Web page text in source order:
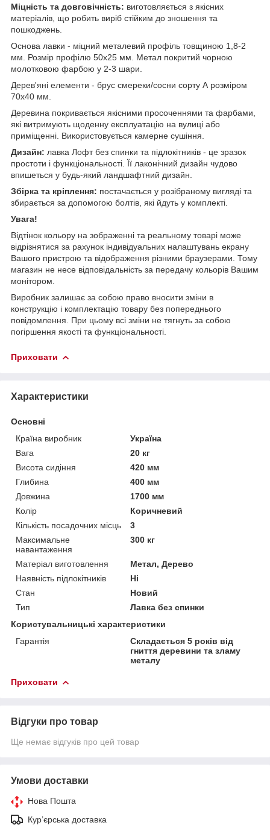
Міцність та довговічність: виготовляється з якісних
матеріалів, що робить виріб стійким до зношення та
пошкоджень.
Основа лавки - міцний металевий профіль товщиною 1,8-2
мм. Розмір профілю 50х25 мм. Метал покритий чорною
молотковою фарбою у 2-3 шари.
Дерев'яні елементи - брус смереки/сосни сорту А розміром
70х40 мм.
Деревина покривається якісними просоченнями та фарбами,
які витримують щоденну експлуатацію на вулиці або
приміщенні. Використовується камерне сушіння.
Дизайн: лавка Лофт без спинки та підлокітників - це зразок
простоти і функціональності. Її лаконічний дизайн чудово
впишеться у будь-який ландшафтний дизайн.
Збірка та кріплення: постачається у розібраному вигляді та
збирається за допомогою болтів, які йдуть у комплекті.
Увага!
Відтінок кольору на зображенні та реальному товарі може
відрізнятися за рахунок індивідуальних налаштувань екрану
Вашого пристрою та відображення різними браузерами. Тому
магазин не несе відповідальність за передачу кольорів Вашим
монітором.
Виробник залишає за собою право вносити зміни в
конструкцію і комплектацію товару без попереднього
повідомлення. При цьому всі зміни не тягнуть за собою
погіршення якості та функціональності.
Приховати
Характеристики
Основні
Країна виробник
Україна
Вага
20 кг
Висота сидіння
420 мм
Глибина
400 мм
Довжина
1700 мм
Колір
Коричневий
Кількість посадочних місць
3
Максимальне
навантаження
300 кг
Матеріал виготовлення
Метал, Дерево
Наявність підлокітників
Ні
Стан
Новий
Тип
Лавка без спинки
Користувальницькі характеристики
Гарантія
Складається 5 років від
гниття деревини та зламу
металу
Приховати
Відгуки про товар
Ще немає відгуків про цей товар
Умови доставки
Нова Пошта
Кур’єрська доставка